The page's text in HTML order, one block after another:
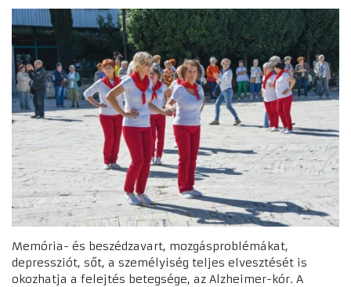
Memória- és beszédzavart, mozgásproblémákat,
depressziót, sőt, a személyiség teljes elvesztését is
okozhatja a felejtés betegsége, az Alzheimer-kór. A